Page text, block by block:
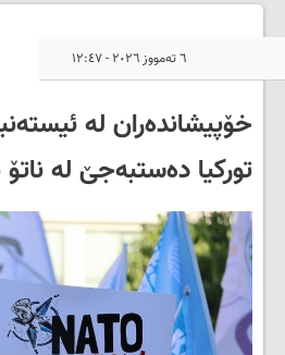
٦ تەمووز ٢٠٢٦ - ١٢:٤٧
خۆپیشاندەران لە
تورکیا دەستبەجێ لە